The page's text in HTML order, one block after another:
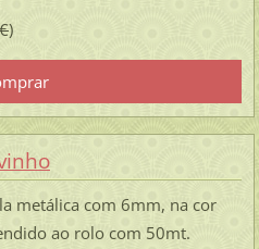
)
metálica com 6mm, na cor
ao rolo com 50mt.